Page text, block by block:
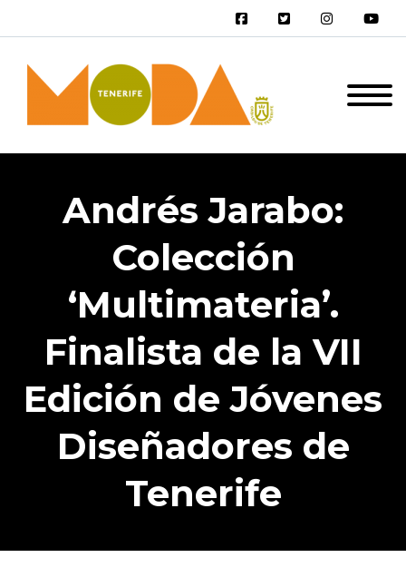
Andrés Jarabo:
Colección
‘Multimateria’.
Finalista de la VII
Edición de Jóvenes
Diseñadores de
Tenerife